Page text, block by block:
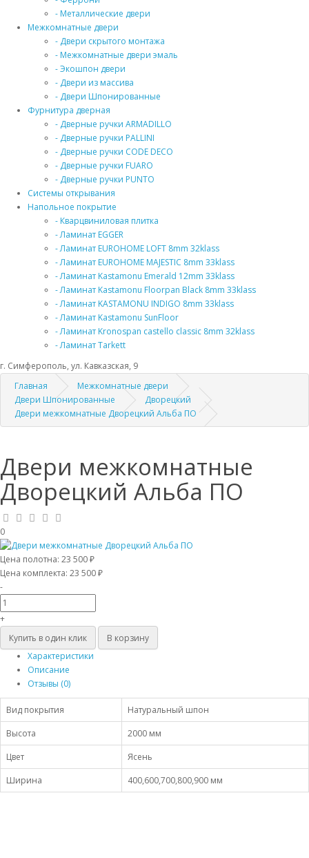
- Металлические двери
Межкомнатные двери
- Двери скрытого монтажа
- Межкомнатные двери эмаль
- Экошпон двери
- Двери из массива
- Двери Шпонированные
Фурнитура дверная
- Дверные ручки ARMADILLO
- Дверные ручки PALLINI
- Дверные ручки CODE DECO
- Дверные ручки FUARO
- Дверные ручки PUNTO
Системы открывания
Напольное покрытие
- Кварцвиниловая плитка
- Ламинат EGGER
- Ламинат EUROHOME LOFT 8mm 32klass
- Ламинат EUROHOME MAJESTIC 8mm 33klass
- Ламинат Kastamonu Emerald 12mm 33klass
- Ламинат Kastamonu Floorpan Black 8mm 33klass
- Ламинат KASTAMONU INDIGO 8mm 33klass
- Ламинат Kastamonu SunFloor
- Ламинат Kronospan castello classic 8mm 32klass
- Ламинат Tarkett
г. Симферополь, ул. Кавказская, 9
Главная
Межкомнатные двери
Двери Шпонированные
Дворецкий
Двери межкомнатные Дворецкий Альба ПО
Двери межкомнатные
Дворецкий Альба ПО
0
Цена полотна: 23 500 ₽
Цена комплекта: 23 500 ₽
-
+
Купить в один клик
В корзину
Характеристики
Описание
Отзывы (0)
Вид покрытия
Натуральный шпон
Высота
2000 мм
Цвет
Ясень
Ширина
400,600,700,800,900 мм